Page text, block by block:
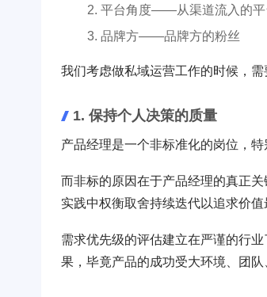
平台角度——从渠道流入的平
品牌方——品牌方的粉丝
我们考虑做私域运营工作的时候，需
1. 保持个人决策的质量
产品经理是一个非标准化的岗位，
而非标的原因在于产品经理的真正
实践中权衡取舍持续迭代以追求价值
需求优先级的评估建立在严谨的行
果，毕竟产品的成功受大环境、团